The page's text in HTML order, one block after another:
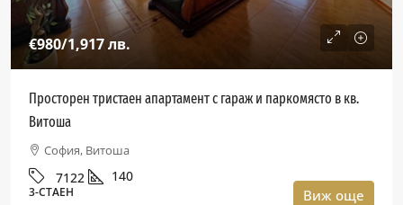
€980/1,917 лв.
Просторен тристаен апартамент с гараж и паркомясто в кв.
Витоша
София, Витоша
7122 140
3-СТАЕН Виж още